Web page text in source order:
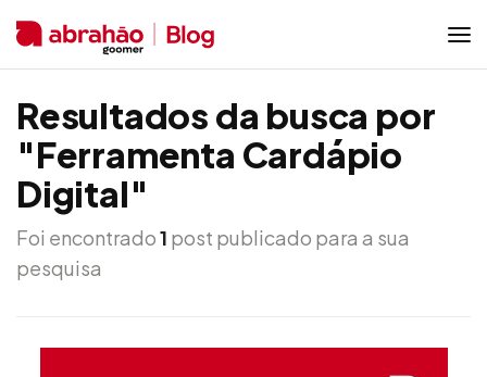
Resultados da busca por
"Ferramenta Cardápio
Digital"
Foi encontrado1 post publicado para a sua
pesquisa